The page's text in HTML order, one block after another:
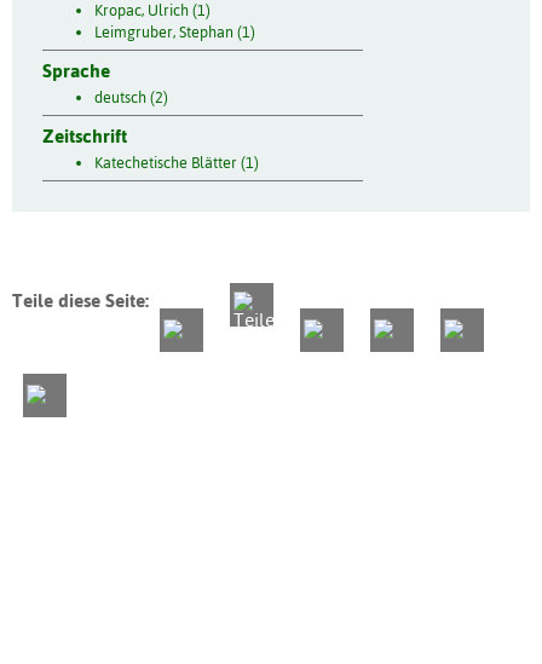
Kropac, Ulrich (1)
Leimgruber, Stephan (1)
Sprache
deutsch (2)
Zeitschrift
Katechetische Blätter (1)
Teile diese Seite: